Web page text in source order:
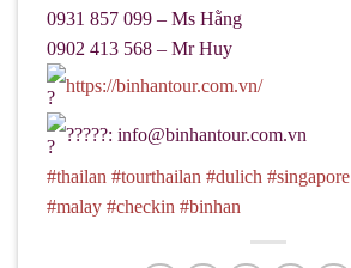
0931 857 099 – Ms Hằng
0902 413 568 – Mr Huy
https://binhantour.com.vn/
?????: info@binhantour.com.vn
#thailan #tourthailan #dulich #singapore
#malay #checkin #binhan